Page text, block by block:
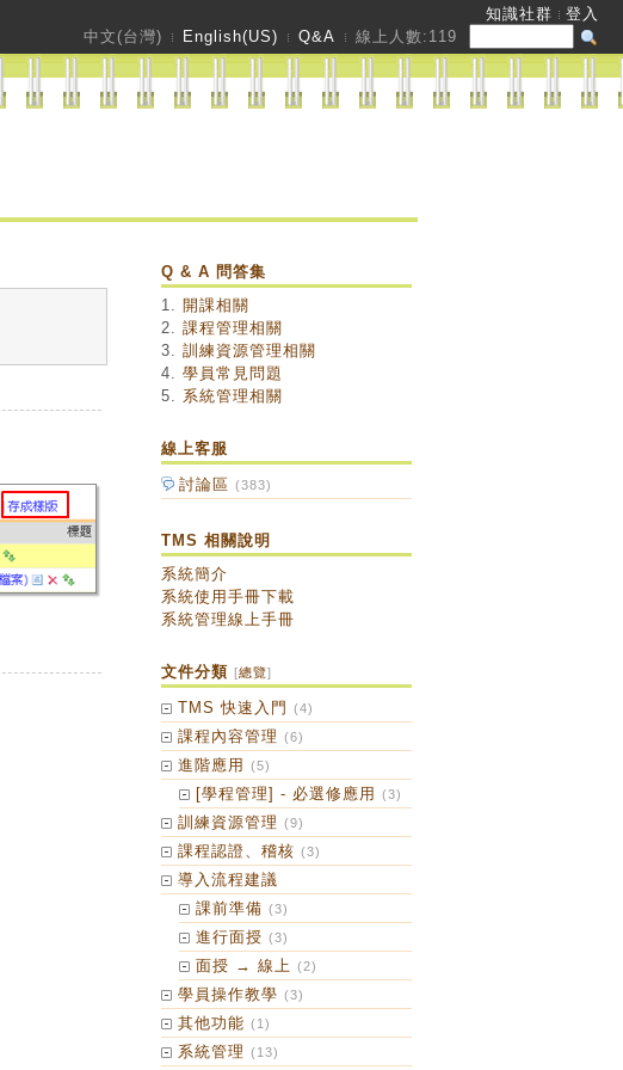
知識社群
登入
中文(台灣)
English(US) Q&A 線上人數: 119
Q & A 問答集
1. 開課相關
2. 課程管理相關
3. 訓練資源管理相關
4. 學員常見問題
5. 系統管理相關
線上客服
討論區 (383)
TMS 相關說明
系統簡介
系統使用手冊下載
系統管理線上手冊
文件分類 [總覽]
TMS 快速入門 (4)
課程內容管理 (6)
進階應用 (5)
[學程管理] - 必選修應用 (3)
訓練資源管理 (9)
課程認證、稽核 (3)
導入流程建議
課前準備 (3)
進行面授 (3)
面授 → 線上 (2)
學員操作教學 (3)
其他功能 (1)
系統管理 (13)